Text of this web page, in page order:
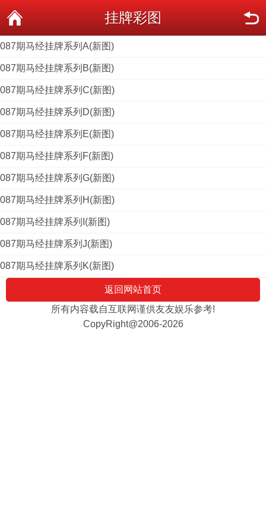
挂牌彩图
087期马经挂牌系列A(新图)
087期马经挂牌系列B(新图)
087期马经挂牌系列C(新图)
087期马经挂牌系列D(新图)
087期马经挂牌系列E(新图)
087期马经挂牌系列F(新图)
087期马经挂牌系列G(新图)
087期马经挂牌系列H(新图)
087期马经挂牌系列I(新图)
087期马经挂牌系列J(新图)
087期马经挂牌系列K(新图)
返回网站首页
所有内容载自互联网谨供友友娱乐参考!
CopyRight@2006-2026